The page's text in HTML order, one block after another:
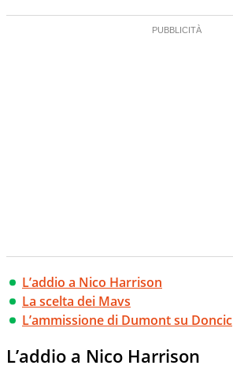
L’addio a Nico Harrison
La scelta dei Mavs
L’ammissione di Dumont su Doncic
L’addio a Nico Harrison